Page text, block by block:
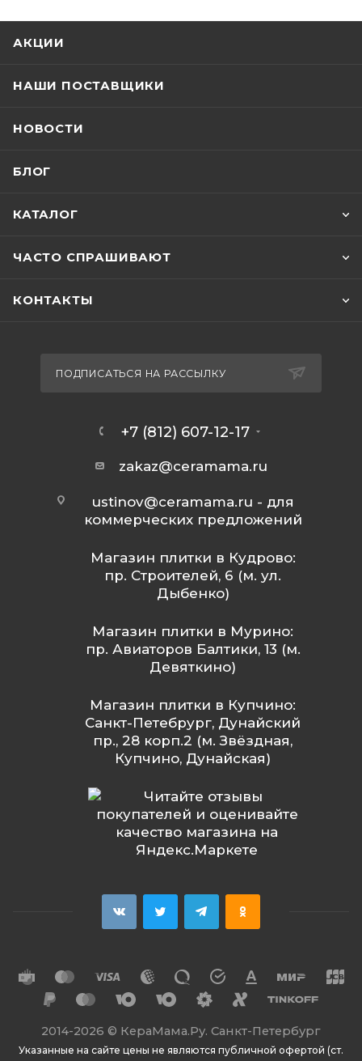
АКЦИИ
НАШИ ПОСТАВЩИКИ
НОВОСТИ
БЛОГ
КАТАЛОГ
ЧАСТО СПРАШИВАЮТ
КОНТАКТЫ
ПОДПИСАТЬСЯ НА РАССЫЛКУ
+7 (812) 607-12-17
zakaz@ceramama.ru
ustinov@ceramama.ru - для
коммерческих предложений
Магазин плитки в Кудрово:
пр. Строителей, 6 (м. ул.
Дыбенко)
Магазин плитки в Мурино:
пр. Авиаторов Балтики, 13 (м.
Девяткино)
Магазин плитки в Купчино:
Санкт-Петебрург, Дунайский
пр., 28 корп.2 (м. Звёздная,
Купчино, Дунайская)
2014-2026 © КераМама.Ру. Санкт-Петербург
Указанные на сайте цены не являются публичной офертой (ст.